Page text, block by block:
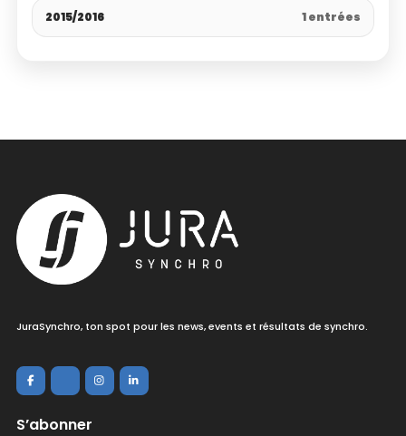
2015/2016 1 entrées
JuraSynchro, ton spot pour les news, events et résultats de synchro.
S’abonner